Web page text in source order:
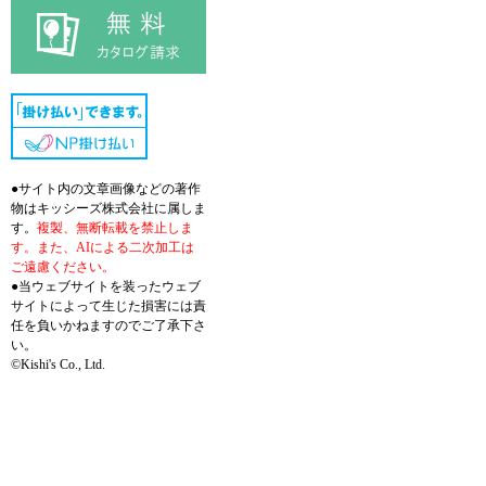
●サイト内の文章画像などの著作
物はキッシーズ株式会社に属しま
す。 複製、無断転載を禁止しま
す。また、AIによる二次加工は
ご遠慮ください。
●当ウェブサイトを装ったウェブ
サイトによって生じた損害には責
任を負いかねますのでご了承下さ
い。
©Kishi's Co., Ltd.